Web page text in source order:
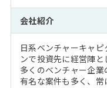
会社紹介
日系ベンチャーキャ
ンで投資先に経営陣
多くのベンチャー企業
有名な案件も多く、常